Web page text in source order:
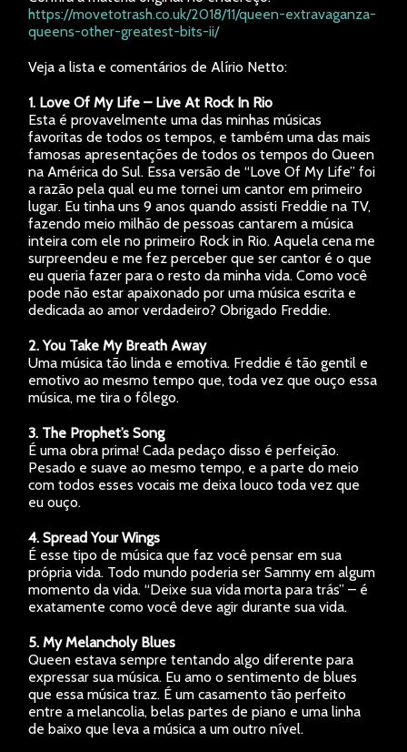
https://movetotrash.co.uk/2018/11/queen-extravaganza-
queens-other-greatest-bits-ii/
Veja a lista e comentários de Alírio Netto:
1. Love Of My Life – Live At Rock In Rio
Esta é provavelmente uma das minhas músicas
favoritas de todos os tempos, e também uma das mais
famosas apresentações de todos os tempos do Queen
na América do Sul. Essa versão de “Love Of My Life” foi
a razão pela qual eu me tornei um cantor em primeiro
lugar. Eu tinha uns 9 anos quando assisti Freddie na TV,
fazendo meio milhão de pessoas cantarem a música
inteira com ele no primeiro Rock in Rio. Aquela cena me
surpreendeu e me fez perceber que ser cantor é o que
eu queria fazer para o resto da minha vida. Como você
pode não estar apaixonado por uma música escrita e
dedicada ao amor verdadeiro? Obrigado Freddie.
2. You Take My Breath Away
Uma música tão linda e emotiva. Freddie é tão gentil e
emotivo ao mesmo tempo que, toda vez que ouço essa
música, me tira o fôlego.
3. The Prophet’s Song
É uma obra prima! Cada pedaço disso é perfeição.
Pesado e suave ao mesmo tempo, e a parte do meio
com todos esses vocais me deixa louco toda vez que
eu ouço.
4. Spread Your Wings
É esse tipo de música que faz você pensar em sua
própria vida. Todo mundo poderia ser Sammy em algum
momento da vida. “Deixe sua vida morta para trás” – é
exatamente como você deve agir durante sua vida.
5. My Melancholy Blues
Queen estava sempre tentando algo diferente para
expressar sua música. Eu amo o sentimento de blues
que essa música traz. É um casamento tão perfeito
entre a melancolia, belas partes de piano e uma linha
de baixo que leva a música a um outro nível.